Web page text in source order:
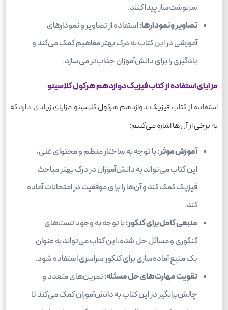
سرنوشت‌ساز پیدا کنند.
تصاویر و نمودارها:استفاده از تصاویر و نمودارهای
آموزشی در این کتاب به درک بهتر مفاهیم کمک می‌کند و
یادگیری را برای دانش‌آموزان جذاب‌تر می‌سازد.
مزایای استفاده از کتاب فیزیک دوازدهم هرکول کلاسینو
استفاده از کتاب فیزیک دوازدهم هرکول کلاسینو مزایای زیادی دارد که
به برخی از آن‌ها اشاره می‌کنیم:
آموزش موثر:با توجه به ساختار منظم و محتوای غنی،
این کتاب می‌تواند به دانش‌آموزان در درک بهتر مباحث
فیزیک کمک کند و آن‌ها را برای موفقیت در امتحانات آماده
کند.
منبعی کامل برای کنکور:با توجه به وجود تست‌های
کنکوری و مسائل حل شده، این کتاب می‌تواند به عنوان
یک منبع آماده‌سازی برای کنکور سراسری استفاده شود.
تقویت مهارت‌های حل مسئله:تمرین‌های متعدد و
چالش‌برانگیز در این کتاب به دانش‌آموزان کمک می‌کند تا